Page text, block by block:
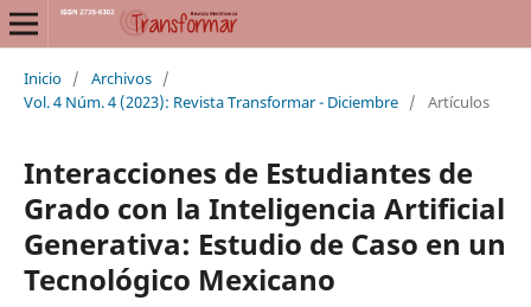
Inicio / Archivos /
Vol. 4 Núm. 4 (2023): Revista Transformar - Diciembre / Artículos
Interacciones de Estudiantes de
Grado con la Inteligencia Artificial
Generativa: Estudio de Caso en un
Tecnológico Mexicano